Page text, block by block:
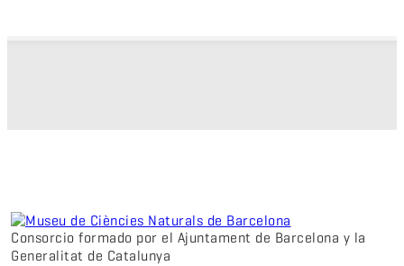
Consorcio formado por el Ajuntament de Barcelona y la
Generalitat de Catalunya